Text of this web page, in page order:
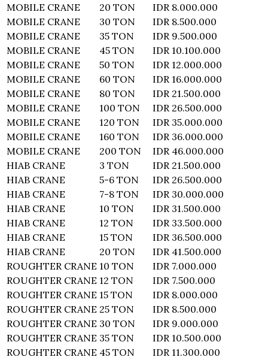
MOBILE CRANE
20 TON
IDR 8.000.000
MOBILE CRANE
30 TON
IDR 8.500.000
MOBILE CRANE
35 TON
IDR 9.500.000
MOBILE CRANE
45 TON
IDR 10.100.000
MOBILE CRANE
50 TON
IDR 12.000.000
MOBILE CRANE
60 TON
IDR 16.000.000
MOBILE CRANE
80 TON
IDR 21.500.000
MOBILE CRANE
100 TON
IDR 26.500.000
MOBILE CRANE
120 TON
IDR 35.000.000
MOBILE CRANE
160 TON
IDR 36.000.000
MOBILE CRANE
200 TON
IDR 46.000.000
HIAB CRANE
3 TON
IDR 21.500.000
HIAB CRANE
5-6 TON
IDR 26.500.000
HIAB CRANE
7-8 TON
IDR 30.000.000
HIAB CRANE
10 TON
IDR 31.500.000
HIAB CRANE
12 TON
IDR 33.500.000
HIAB CRANE
15 TON
IDR 36.500.000
HIAB CRANE
20 TON
IDR 41.500.000
ROUGHTER CRANE 10 TON
IDR 7.000.000
ROUGHTER CRANE 12 TON
IDR 7.500.000
ROUGHTER CRANE 15 TON
IDR 8.000.000
ROUGHTER CRANE 25 TON
IDR 8.500.000
ROUGHTER CRANE 30 TON
IDR 9.000.000
ROUGHTER CRANE 35 TON
IDR 10.500.000
ROUGHTER CRANE 45 TON
IDR 11.300.000